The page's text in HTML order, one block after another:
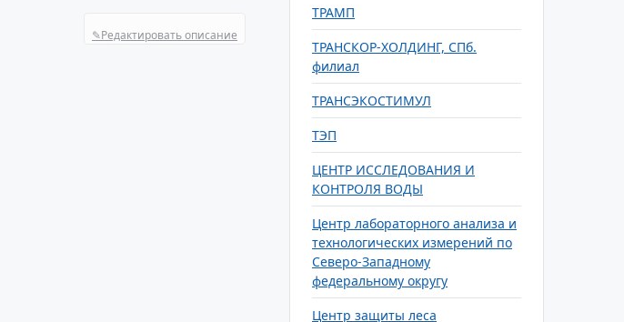
✎Редактировать описание
ТРАМП
ТРАНСКОР-ХОЛДИНГ, СПб.
филиал
ТРАНСЭКОСТИМУЛ
ТЭП
ЦЕНТР ИССЛЕДОВАНИЯ И
КОНТРОЛЯ ВОДЫ
Центр лабораторного анализа и
технологических измерений по
Северо-Западному
федеральному округу
Центр защиты леса